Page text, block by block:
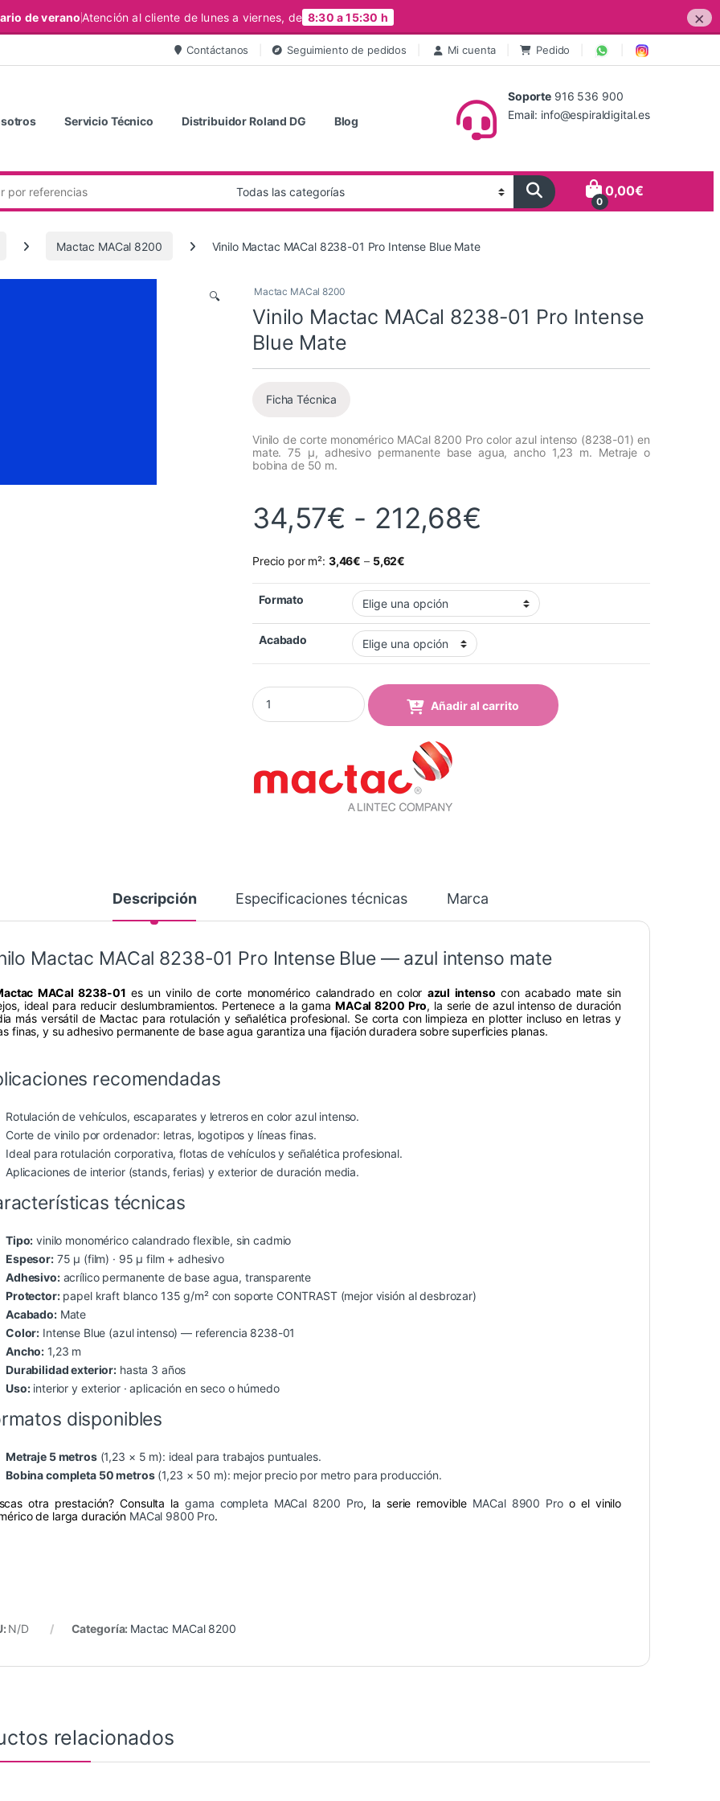
de veranoAtención al cliente de lunes a viernes, de 8:30 a 15:30 h ×
Contáctanos Seguimiento de pedidos Mi cuenta Pedido
Servicio Técnico Distribuidor Roland DG Blog
Soporte 916 536 900
Email: info@espiraldigital.es
0
0,00€
Mactac MACal 8200 Vinilo Mactac MACal 8238-01 Pro Intense Blue Mate
🔍 Mactac MACal 8200
Vinilo Mactac MACal 8238-01 Pro Intense
Blue Mate
Ficha Técnica
Vinilo de corte monomérico MACal 8200 Pro color azul intenso (8238-01) en
mate. 75 µ, adhesivo permanente base agua, ancho 1,23 m. Metraje o
bobina de 50 m.
34,57€ - 212,68€
Precio por m²: 3,46€ – 5,62€
Formato
Acabado
Vinilo Mactac MACal 8238-01 Pro Intense Blue Mate quantity
Añadir al carrito
Descripción Especificaciones técnicas Marca
Mactac MACal 8238-01 Pro Intense Blue — azul intenso mate
MACal 8238-01 es un vinilo de corte monomérico calandrado en color azul intenso con acabado mate sin
ideal para reducir deslumbramientos. Pertenece a la gama MACal 8200 Pro, la serie de azul intenso de duración
más versátil de Mactac para rotulación y señalética profesional. Se corta con limpieza en plotter incluso en letras y
finas, y su adhesivo permanente de base agua garantiza una fijación duradera sobre superficies planas.
recomendadas
Rotulación de vehículos, escaparates y letreros en color azul intenso.
Corte de vinilo por ordenador: letras, logotipos y líneas finas.
Ideal para rotulación corporativa, flotas de vehículos y señalética profesional.
Aplicaciones de interior (stands, ferias) y exterior de duración media.
técnicas
Tipo: vinilo monomérico calandrado flexible, sin cadmio
Espesor:75 µ (film) · 95 µ film + adhesivo
Adhesivo:acrílico permanente de base agua, transparente
Protector:papel kraft blanco 135 g/m² con soporte CONTRAST (mejor visión al desbrozar)
Acabado:Mate
Color: Intense Blue (azul intenso) — referencia 8238-01
Ancho: 1,23 m
Durabilidad exterior: hasta 3 años
Uso:interior y exterior · aplicación en seco o húmedo
disponibles
Metraje 5 metros(1,23 × 5 m): ideal para trabajos puntuales.
Bobina completa 50 metros(1,23 × 50 m): mejor precio por metro para producción.
otra prestación? Consulta lagama completa MACal 8200 Pro, la serie removible MACal 8900 Proo el vinilo
de larga duración MACal 9800 Pro.
N/D Categoría: Mactac MACal 8200
relacionados